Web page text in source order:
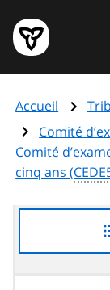
au
contenu
principal
Page
d'accueil
de
l'Ontario
Accueil
Comité
Comité
cinq ans (